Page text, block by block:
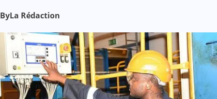
ByLa Rédaction